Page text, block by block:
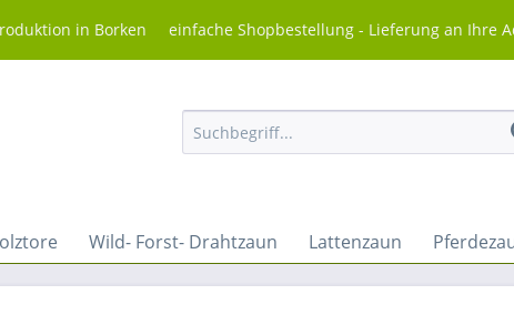
in Borken einfache Shopbestellung - Lieferung an Ihre
Wild- Forst- Drahtzaun Lattenzaun